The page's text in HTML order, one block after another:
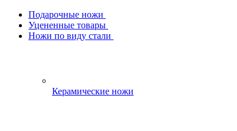
Подарочные ножи
Уцененные товары
Ножи по виду стали
Керамические ножи